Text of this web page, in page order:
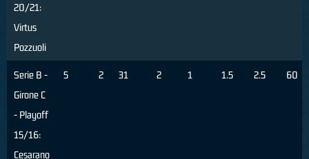
20/21:
Virtus
Pozzuoli
Serie B -
Girone C
- Playoff
15/16:
Cesarano
5 2 31 2 1 1.5 2.5 60